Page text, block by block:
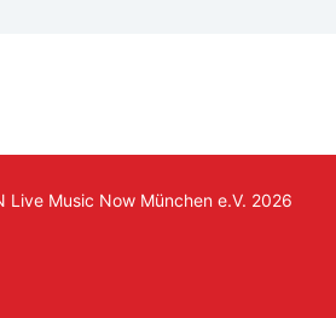
Live Music Now München e.V. 2026